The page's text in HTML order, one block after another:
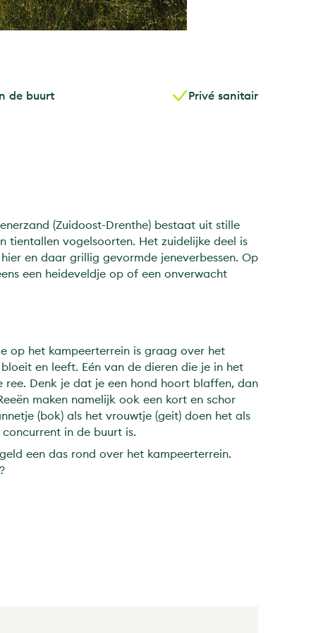
de buurt Privé sanitair
(Zuidoost-Drenthe) bestaat uit stille
tientallen vogelsoorten. Het zuidelijke deel is
en daar grillig gevormde jeneverbessen. Op
een heideveldje op of een onverwacht
op het kampeerterrein is graag over het
en leeft. Eén van de dieren die je in het
ree. Denk je dat je een hond hoort blaffen, dan
maken namelijk ook een kort en schor
(bok) als het vrouwtje (geit) doen het als
in de buurt is.
een das rond over het kampeerterrein.